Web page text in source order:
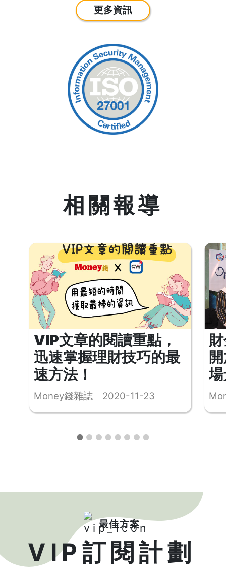
更多資訊
相關報導
VIP文章的閱讀重點，
迅速掌握理財技巧的最
速方法！
Money錢雜誌 2020-11-23
最佳方案
VIP訂閱計劃